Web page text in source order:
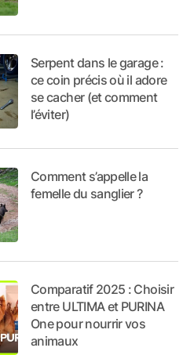
Serpent dans le garage :
ce coin précis où il adore
se cacher (et comment
l’éviter)
Comment s’appelle la
femelle du sanglier ?
Comparatif 2025 : Choisir
entre ULTIMA et PURINA
One pour nourrir vos
animaux